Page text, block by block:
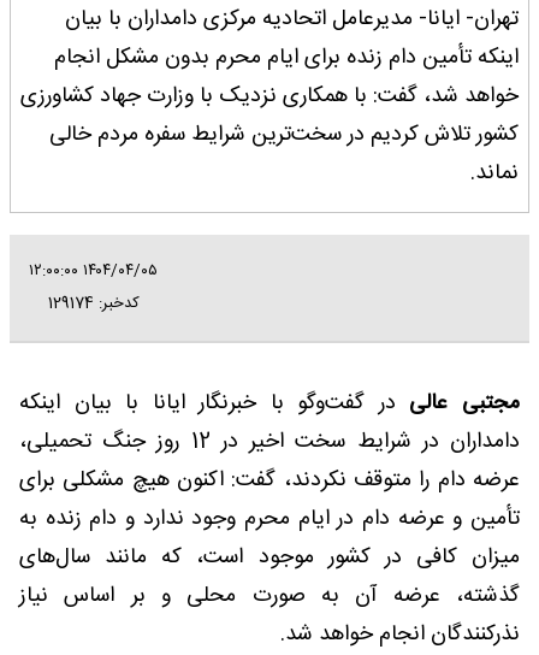
تهران- ایانا- مدیرعامل اتحادیه مرکزی دامداران با بیان
اینکه تأمین دام زنده برای ایام محرم بدون مشکل انجام
خواهد شد، گفت: با همکاری نزدیک با وزارت جهاد کشاورزی
کشور تلاش کردیم در سخت‌ترین شرایط سفره مردم خالی
نماند.
۱۴۰۴/۰۴/۰۵ ۱۲:۰۰:۰۰
کدخبر: 129174
مجتبی عالی در گفت‌وگو با خبرنگار ایانا با بیان اینکه
دامداران در شرایط سخت اخیر در 12 روز جنگ تحمیلی،
عرضه دام را متوقف نکردند، گفت: اکنون هیچ مشکلی برای
تأمین و عرضه دام در ایام محرم وجود ندارد و دام زنده به
میزان کافی در کشور موجود است، که مانند سال‌های
گذشته، عرضه آن به صورت محلی و بر اساس نیاز
نذرکنندگان انجام خواهد شد.